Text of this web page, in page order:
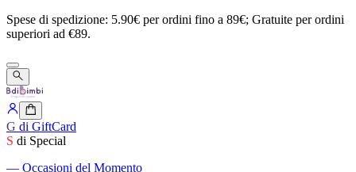
Spese di spedizione: 5.90€ perordini fino a 89€; Gratuite perordini
superiori ad €89.
G di GiftCard
S di Special
― Occasioni del Momento